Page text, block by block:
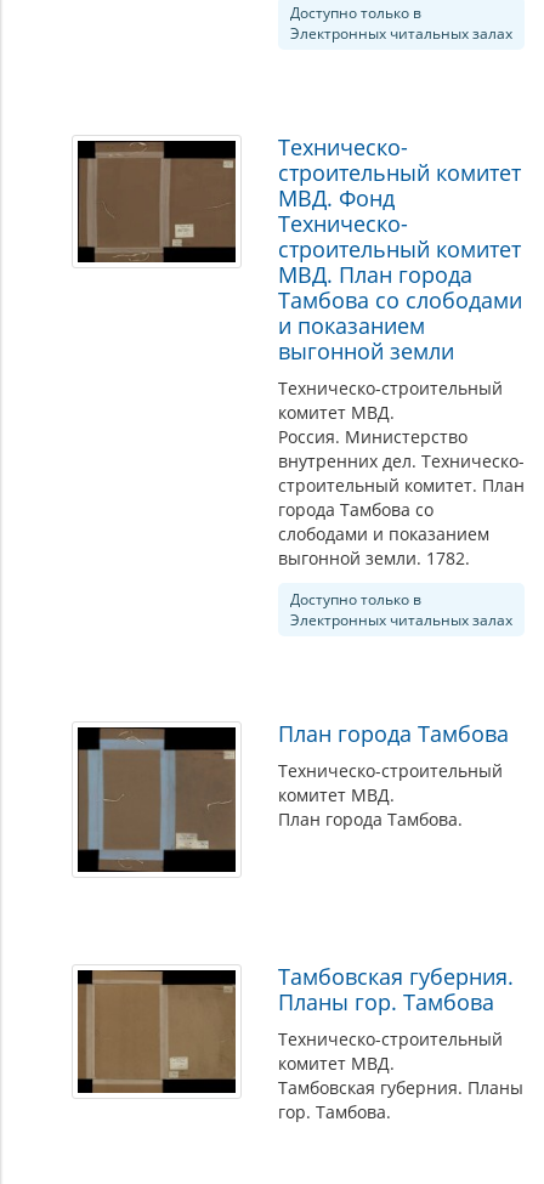
Доступно только в
Электронных читальных залах
Техническо-
строительный комитет
МВД. Фонд
Техническо-
строительный комитет
МВД. План города
Тамбова со слободами
и показанием
выгонной земли
Техническо-строительный
комитет МВД.
Россия. Министерство
внутренних дел. Техническо-
строительный комитет. План
города Тамбова со
слободами и показанием
выгонной земли. 1782.
Доступно только в
Электронных читальных залах
План города Тамбова
Техническо-строительный
комитет МВД.
План города Тамбова.
Тамбовская губерния.
Планы гор. Тамбова
Техническо-строительный
комитет МВД.
Тамбовская губерния. Планы
гор. Тамбова.